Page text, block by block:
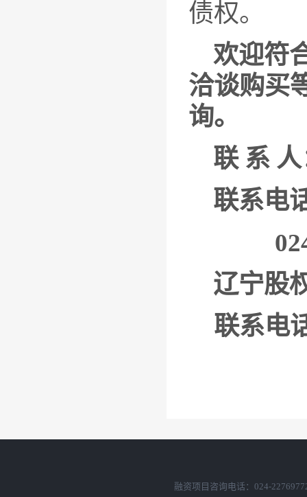
融资项目咨询电话：024-